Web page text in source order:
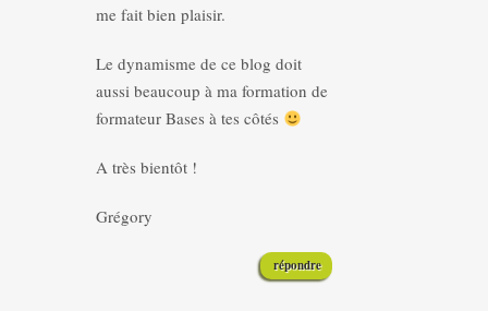
me fait bien plaisir.
Le dynamisme de ce blog doit
aussi beaucoup à ma formation de
formateur Bases à tes côtés
A très bientôt !
Grégory
répondre